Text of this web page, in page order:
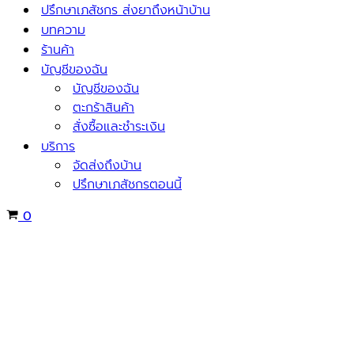
ปรึกษาเภสัชกร ส่งยาถึงหน้าบ้าน
บทความ
ร้านค้า
บัญชีของฉัน
บัญชีของฉัน
ตะกร้าสินค้า
สั่งซื้อและชำระเงิน
บริการ
จัดส่งถึงบ้าน
ปรึกษาเภสัชกรตอนนี้
Cart
0